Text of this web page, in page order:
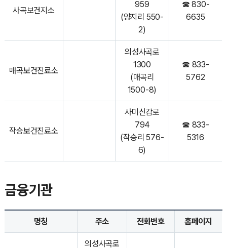
사곡보건지소
959
(양지리 550-
2)
☎ 830-
6635
매곡보건진료소
의성사곡로
1300
(매곡리
1500-8)
☎ 833-
5762
작승보건진료소
사미신감로
794
(작승리 576-
6)
☎ 833-
5316
금융기관
명칭 주소 전화번호 홈페이지
의성사곡로